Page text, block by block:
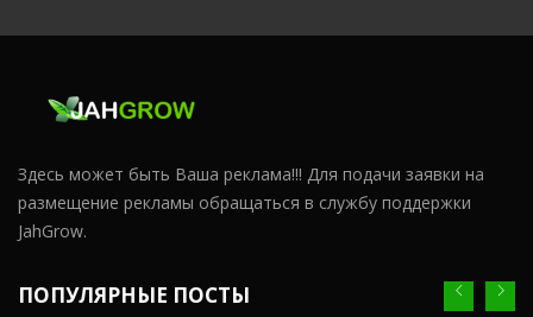
Здесь может быть Ваша реклама!!! Для подачи заявки на
размещение рекламы обращаться в службу поддержки
JahGrow.
ПОПУЛЯРНЫЕ ПОСТЫ